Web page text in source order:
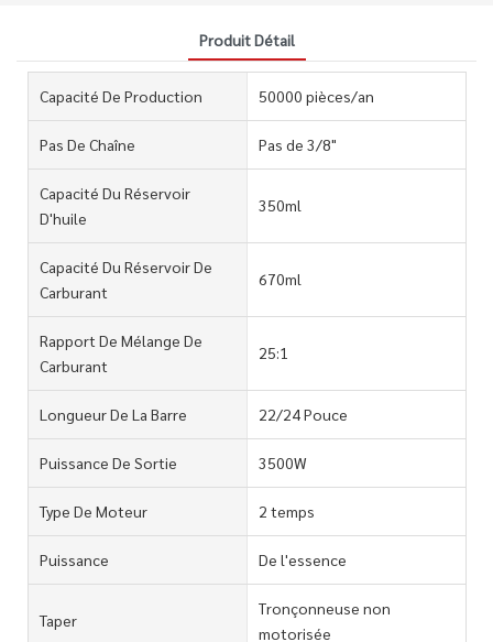
Produit Détail
Capacité De Production 50000 pièces/an
Pas De Chaîne Pas de 3/8"
Capacité Du Réservoir
D'huile
350ml
Capacité Du Réservoir De
Carburant
670ml
Rapport De Mélange De
Carburant
25:1
Longueur De La Barre 22/24 Pouce
Puissance De Sortie 3500W
Type De Moteur 2 temps
Puissance De l'essence
Taper
Tronçonneuse non
motorisée